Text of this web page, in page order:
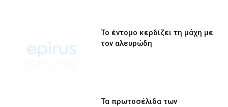
Το έντομο κερδίζει τη μάχη με
τον αλευρώδη
Τα πρωτοσέλιδα των